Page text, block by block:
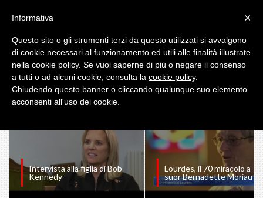
I PIU' VISTI
Intervista alla figlia di Bob
Kennedy
Lourdes, il 70 miracolo a
suor Bernadette Moriau
×
Informativa
Questo sito o gli strumenti terzi da questo utilizzati si avvalgono
di cookie necessari al funzionamento ed utili alle finalità illustrate
nella cookie policy. Se vuoi saperne di più o negare il consenso
a tutti o ad alcuni cookie, consulta la cookie policy.
Chiudendo questo banner o cliccando qualunque suo elemento
acconsenti all'uso dei cookie.